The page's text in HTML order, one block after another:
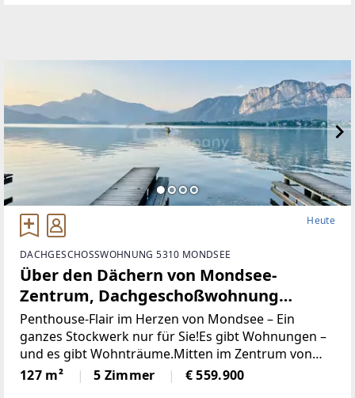
Heute
DACHGESCHOSSWOHNUNG 5310 MONDSEE
Über den Dächern von Mondsee-
Zentrum, Dachgeschoßwohnung
127m², 5Zimmer,
Penthouse-Flair im Herzen von Mondsee – Ein
ganzes Stockwerk nur für Sie!Es gibt Wohnungen –
und es gibt Wohnträume.Mitten im Zentrum von
Mondsee erwartet Sie eine außergewöhnliche
Dachgeschosswohnung, die in dieser Form kaum zu
127 m² 5 Zimmer € 559.900